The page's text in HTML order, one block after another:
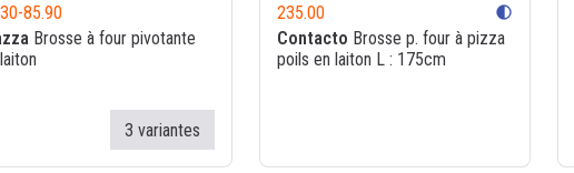
-85.90
Brosse à four pivotante
3 variantes
235.00 contrast
Contacto Brosse p. four à pizza
poils en laiton L : 175cm